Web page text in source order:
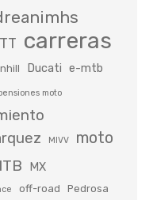
carreras
Ducati e-mtb
moto
MIVV moto
MX
off-road Pedrosa